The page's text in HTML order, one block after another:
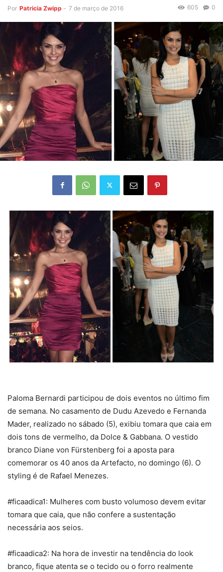
Por Patricia Zwipp - 7 de março de 2016 0
605
Paloma Bernardi participou de dois eventos no último fim
de semana. No casamento de Dudu Azevedo e Fernanda
Mader, realizado no sábado (5), exibiu tomara que caia em
dois tons de vermelho, da Dolce & Gabbana. O vestido
branco Diane von Fürstenberg foi a aposta para
comemorar os 40 anos da Artefacto, no domingo (6). O
styling é de Rafael Menezes.
#ficaadica1: Mulheres com busto volumoso devem evitar
tomara que caia, que não confere a sustentação
necessária aos seios.
#ficaadica2: Na hora de investir na tendência do look
branco, fique atenta se o tecido ou o forro realmente